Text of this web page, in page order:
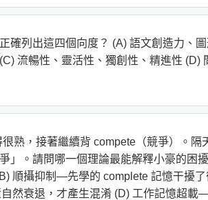
確列出這四個向度？ (A) 語文創造力、
流暢性、靈活性、獨創性、精進性 (D)
熟，接著繼續背 compete（競爭）。隔
」。請問哪一個理論最能解釋小豪的困擾
順攝抑制—先學的 complete 記憶干擾了
然衰退，才產生混淆 (D) 工作記憶超載